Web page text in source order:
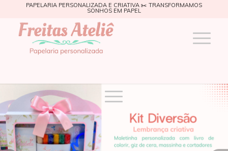
PAPELARIA PERSONALIZADA E CRIATIVA ✂️ TRANSFORMAMOS
SONHOS EM PAPEL